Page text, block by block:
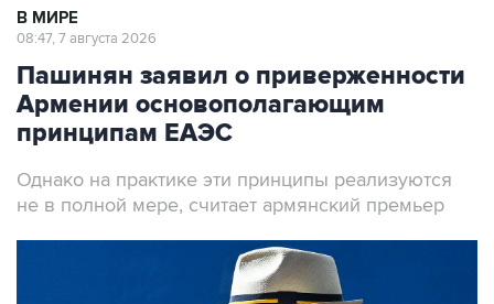
В МИРЕ
08:47, 7 августа 2026
Пашинян заявил о приверженности
Армении основополагающим
принципам ЕАЭС
Однако на практике эти принципы реализуются
не в полной мере, считает армянский премьер